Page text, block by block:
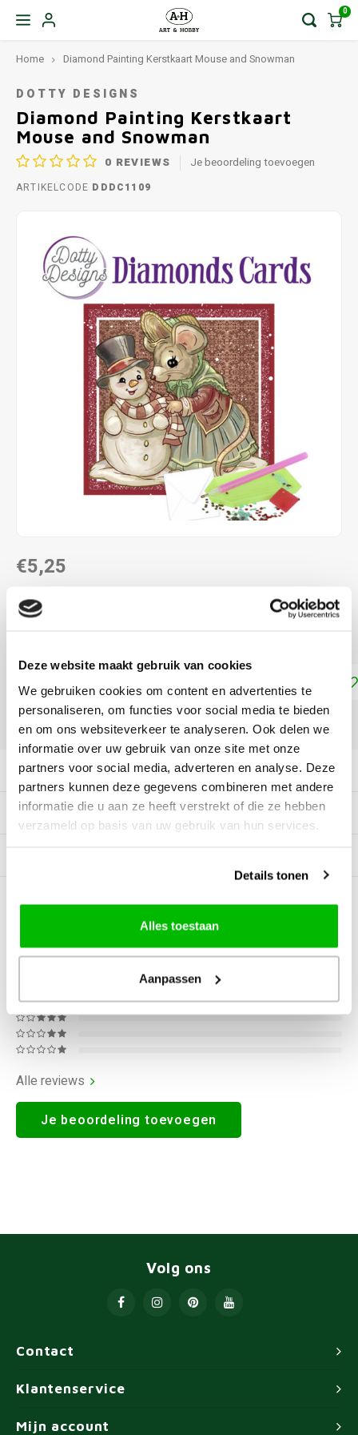
Deze website maakt gebruik van cookies
We gebruiken cookies om content en advertenties te
personaliseren, om functies voor social media te bieden
en om ons websiteverkeer te analyseren. Ook delen we
informatie over uw gebruik van onze site met onze
partners voor social media, adverteren en analyse. Deze
partners kunnen deze gegevens combineren met andere
informatie die u aan ze heeft verstrekt of die ze hebben
verzameld op basis van uw gebruik van hun services.
Details tonen
Alles toestaan
Aanpassen
0
Home Diamond Painting Kerstkaart Mouse and Snowman
DOTTY DESIGNS
Diamond Painting Kerstkaart
Mouse and Snowman
0 REVIEWS Je beoordeling toevoegen
ARTIKELCODE DDDC1109
€5,25
DIRECT LEVERBAAR
Toevoegen aan winkelwagen
DELEN:
Productomschrijving
Tags
0STERREN OP BASIS VAN0
BEOORDELINGEN
0Reviews
Alle reviews
Je beoordeling toevoegen
Contact
Volg ons
Klantenservice
Mijn account